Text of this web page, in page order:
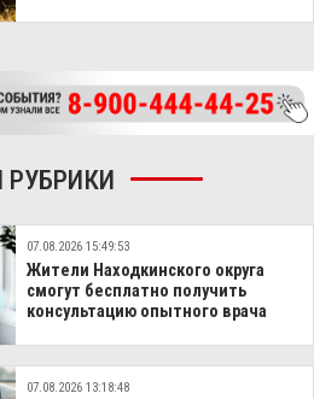
РУБРИКИ
07.08.2026 15:49:53
Жители Находкинского округа
смогут бесплатно получить
консультацию опытного врача
07.08.2026 13:18:48